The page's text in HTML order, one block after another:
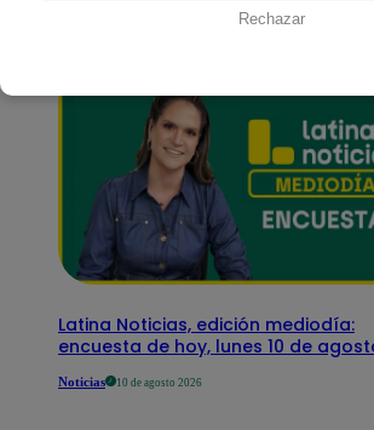
Latina Noticias, edición mediodía:
encuesta de hoy, lunes 10 de
Noticias 10 de agosto 2026
Rechazar